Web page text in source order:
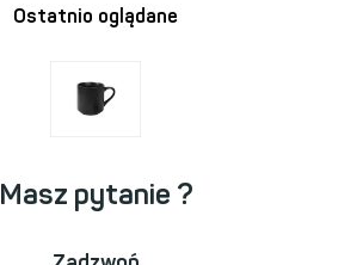
Ostatnio oglądane
Masz pytanie ?